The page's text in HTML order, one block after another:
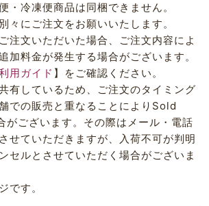
・冷凍便商品は同梱できません。
々にご注文をお願いいたします。
注文いただいた場合、ご注文内容によ
加料金が発生する場合がございます。
用ガイド 】をご確認ください。
有しているため、ご注文のタイミング
での販売と重なることによりSold
がございます。その際はメール・電話
せていただきますが、入荷不可が判明
セルとさせていただく場合がございま
です。